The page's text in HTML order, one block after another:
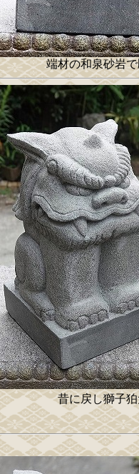
端材の和泉砂岩
昔に戻し獅子